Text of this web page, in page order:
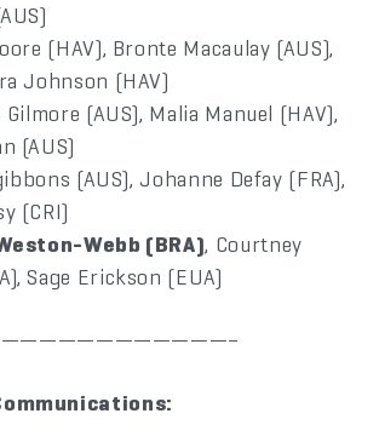
(HAV), Bronte Macaulay (AUS),
Johnson (HAV)
(AUS), Malia Manuel (HAV),
(AUS)
(AUS), Johanne Defay (FRA),
(CRI)
Webb (BRA), Courtney
Sage Erickson (EUA)